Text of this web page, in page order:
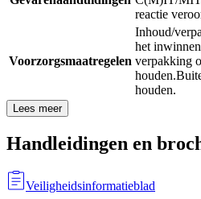
reactie
Voorzorgsmaatregelen
Inhoud/
het
verpakking
houden.
houden.
Lees meer
Handleidingen en
Veiligheidsinformatieblad